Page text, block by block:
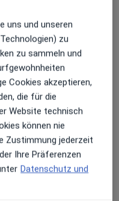
an diesem
Besuche)
uns und unseren
zu
zu sammeln und
Cookies akzeptieren,
die für die
Website technisch
können nie
Zustimmung jederzeit
Ihre Präferenzen
Datenschutz und